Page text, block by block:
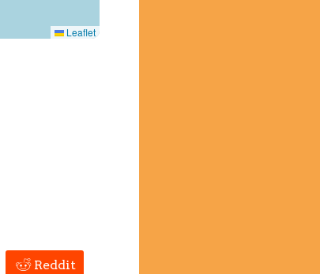
Leaflet
Reddit